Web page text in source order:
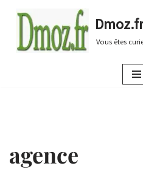
au
Vous êtes
agence